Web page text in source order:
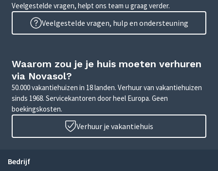
Veelgestelde vragen, helpt ons team u graag verder.
Veelgestelde vragen, hulp en ondersteuning
Waarom zou je je huis moeten verhuren
via Novasol?
50.000 vakantiehuizen in 18 landen. Verhuur van vakantiehuizen
sinds 1968. Servicekantoren door heel Europa. Geen
boekingskosten.
Verhuur je vakantiehuis
Bedrijf